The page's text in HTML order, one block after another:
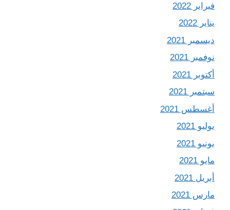
فبراير 2022
يناير 2022
ديسمبر 2021
نوفمبر 2021
أكتوبر 2021
سبتمبر 2021
أغسطس 2021
يوليو 2021
يونيو 2021
مايو 2021
أبريل 2021
مارس 2021